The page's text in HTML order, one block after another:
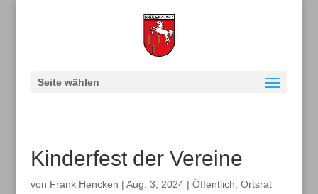
Seite wählen
Kinderfest der Vereine
von Frank Hencken | Aug. 3, 2024| Öffentlich Ortsrat